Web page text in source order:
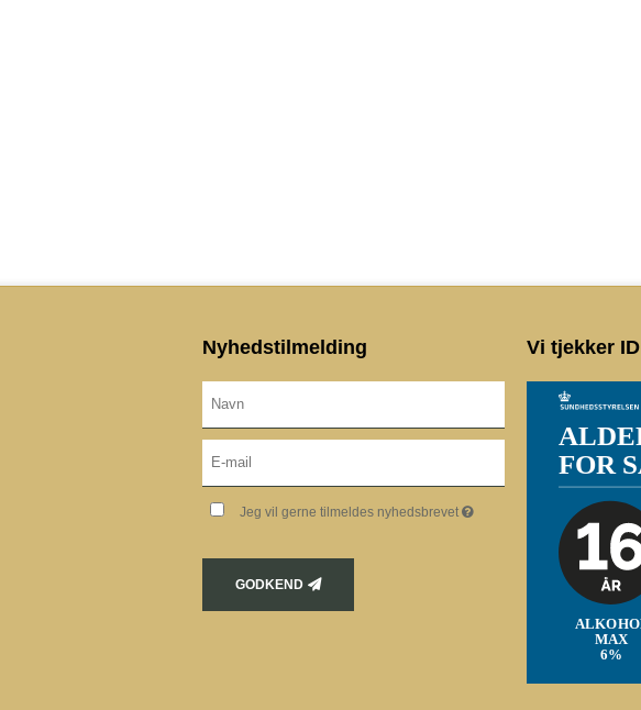
Nyhedstilmelding
Jeg vil gerne tilmeldes nyhedsbrevet
GODKEND
Vi tjekker ID